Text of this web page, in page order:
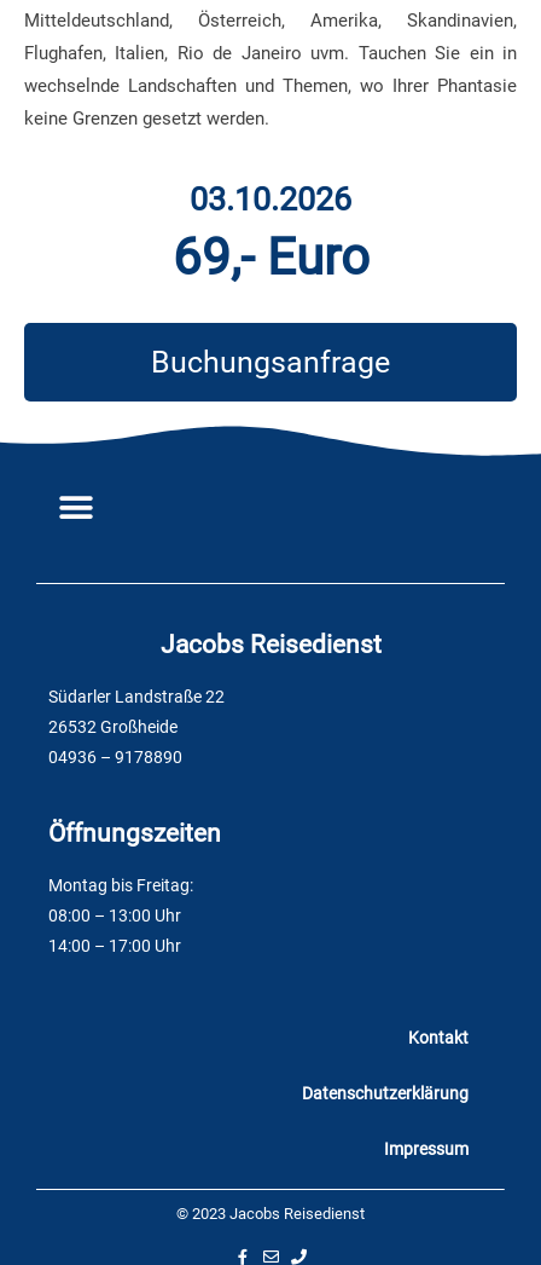
Mitteldeutschland, Österreich, Amerika, Skandinavien,
Flughafen, Italien, Rio de Janeiro uvm. Tauchen Sie ein in
wechselnde Landschaften und Themen, wo Ihrer Phantasie
keine Grenzen gesetzt werden.
03.10.2026
69,- Euro
Buchungsanfrage
Jacobs Reisedienst
Südarler Landstraße 22
26532 Großheide
04936 – 9178890
Öffnungszeiten
Montag bis Freitag:
08:00 – 13:00 Uhr
14:00 – 17:00 Uhr
Kontakt
Datenschutzerklärung
Impressum
© 2023 Jacobs Reisedienst